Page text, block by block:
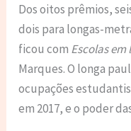
Dos oitos prêmios,
dois para longas-
ficou com Escolas em
Marques. O longa
ocupações
em 2017, e o poder